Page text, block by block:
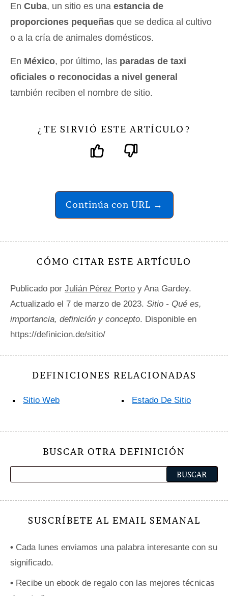
En Cuba, un sitio es una estancia de
proporciones pequeñas que se dedica al cultivo
o a la cría de animales domésticos.
En México, por último, las paradas de taxi
oficiales o reconocidas a nivel general
también reciben el nombre de sitio.
¿ TE SIRVIÓ ESTE ARTÍCULO ?
Continúa con URL →
CÓMO CITAR ESTE ARTÍCULO
Publicado por Julián Pérez Porto y Ana Gardey.
Actualizado el 7 de marzo de 2023. Sitio - Qué es,
importancia, definición y concepto. Disponible en
https://definicion.de/sitio/
DEFINICIONES RELACIONADAS
Sitio Web Estado De Sitio
BUSCAR OTRA DEFINICIÓN
SUSCRÍBETE AL EMAIL SEMANAL
• Cada lunes enviamos una palabra interesante con su
significado.
• Recibe un ebook de regalo con las mejores técnicas